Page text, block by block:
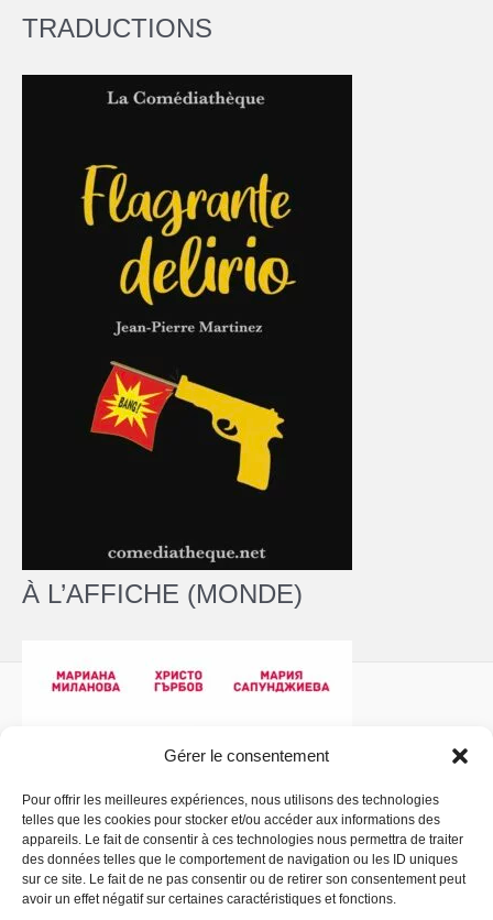
Gérer le consentement
Pour offrir les meilleures expériences, nous utilisons des technologies
telles que les cookies pour stocker et/ou accéder aux informations des
appareils. Le fait de consentir à ces technologies nous permettra de traiter
des données telles que le comportement de navigation ou les ID uniques
sur ce site. Le fait de ne pas consentir ou de retirer son consentement peut
avoir un effet négatif sur certaines caractéristiques et fonctions.
TRADUCTIONS
À L’AFFICHE (MONDE)
Politique de confidentialité - Copyright © 2026 La
Comédiathèque